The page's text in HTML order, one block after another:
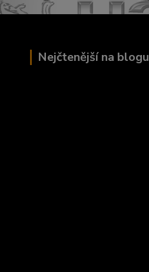
Nejčtenější na blogu